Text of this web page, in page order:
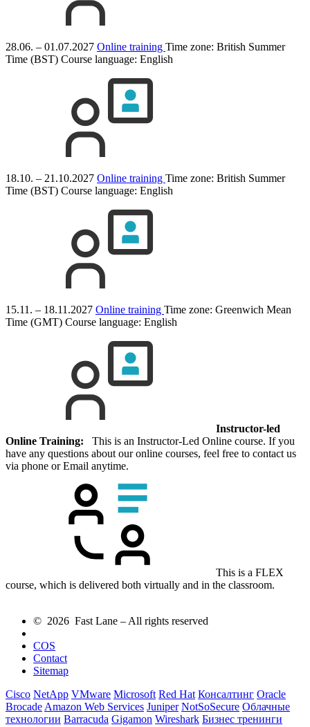
28.06. – 01.07.2027 Online training Time zone: British Summer
Time (BST) Course language: English
18.10. – 21.10.2027 Online training Time zone: British Summer
Time (BST) Course language: English
15.11. – 18.11.2027 Online training Time zone: Greenwich Mean
Time (GMT) Course language: English
Instructor-led
Online Training: This is an Instructor-Led Online course. If you
have any questions about our online courses, feel free to contact us
via phone or Email anytime.
This is a FLEX
course, which is delivered both virtually and in the classroom.
© 2026 Fast Lane – All rights reserved
COS
Contact
Sitemap
Cisco NetApp VMware Microsoft Red Hat Консалтинг Oracle
Brocade Amazon Web Services Juniper NotSoSecure Облачные
технологии Barracuda Gigamon Wireshark Бизнес тренинги